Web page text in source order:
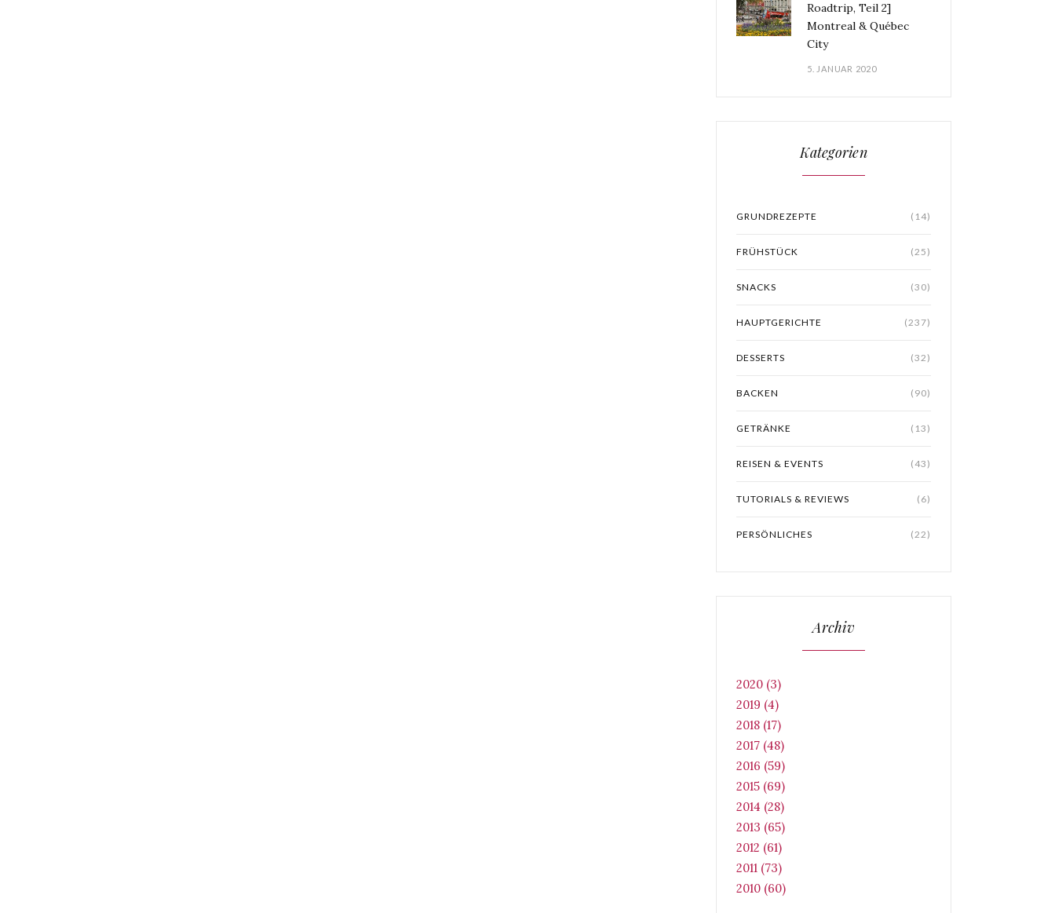
Roadtrip, Teil 2]
Montreal & Québec
City
5. JANUAR 2020
Kategorien
GRUNDREZEPTE (14)
FRÜHSTÜCK (25)
SNACKS (30)
HAUPTGERICHTE (237)
DESSERTS (32)
BACKEN (90)
GETRÄNKE (13)
REISEN & EVENTS (43)
TUTORIALS & REVIEWS (6)
PERSÖNLICHES (22)
Archiv
2020 (3)
2019 (4)
2018 (17)
2017 (48)
2016 (59)
2015 (69)
2014 (28)
2013 (65)
2012 (61)
2011 (73)
2010 (60)